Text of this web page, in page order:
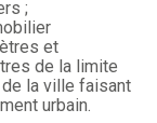
;
et
de la limite
la ville faisant
urbain.